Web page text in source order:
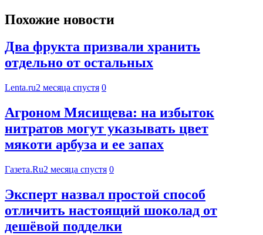
Похожие новости
Два фрукта призвали хранить
отдельно от остальных
Lenta.ru2 месяца спустя 0
Агроном Мясищева: на избыток
нитратов могут указывать цвет
мякоти арбуза и ее запах
Газета.Ru2 месяца спустя 0
Эксперт назвал простой способ
отличить настоящий шоколад от
дешёвой подделки